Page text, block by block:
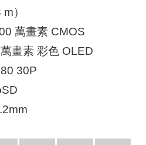
）
萬畫素 CMOS
畫素 彩色 OLED
30P